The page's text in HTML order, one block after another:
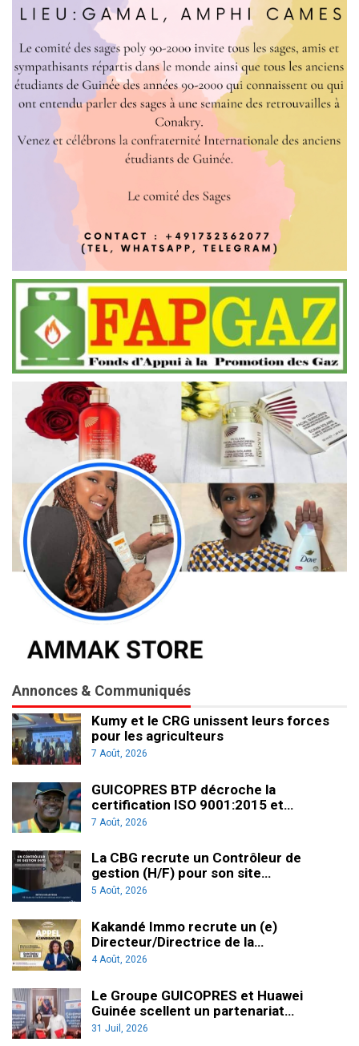
Annonces & Communiqués
Kumy et le CRG unissent leurs forces
pour les agriculteurs
7 Août, 2026
GUICOPRES BTP décroche la
certification ISO 9001:2015 et…
7 Août, 2026
La CBG recrute un Contrôleur de
gestion (H/F) pour son site…
5 Août, 2026
Kakandé Immo recrute un (e)
Directeur/Directrice de la…
4 Août, 2026
Le Groupe GUICOPRES et Huawei
Guinée scellent un partenariat…
31 Juil, 2026